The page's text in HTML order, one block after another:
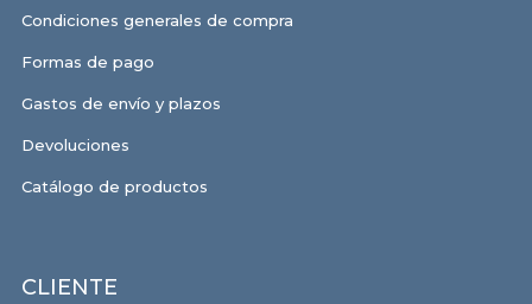
Condiciones generales de compra
Formas de pago
Gastos de envío y plazos
Devoluciones
Catálogo de productos
CLIENTE